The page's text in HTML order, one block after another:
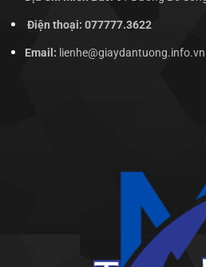
Điện thoại: 077777.3622
Email: lienhe@giaydantuong.info.vn